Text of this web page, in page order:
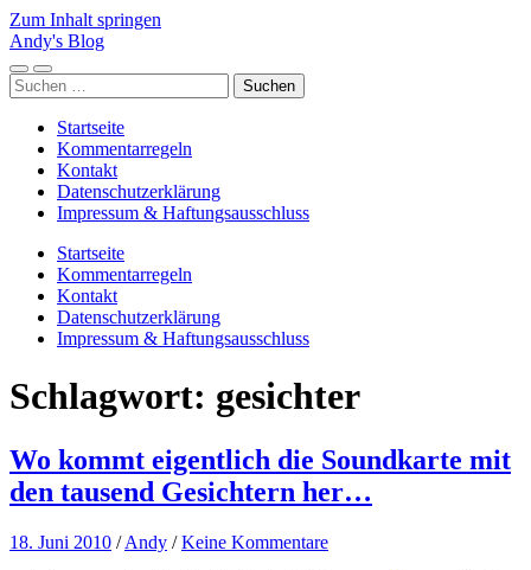
Zum Inhalt springen
Andy's Blog
Mobile-
Menü
Suchfeld
ein-/ausblenden
Suchen
nach:
Startseite
Kommentarregeln
Kontakt
Datenschutzerklärung
Impressum & Haftungsausschluss
Startseite
Kommentarregeln
Kontakt
Datenschutzerklärung
Impressum & Haftungsausschluss
Schlagwort: gesichter
Wo kommt eigentlich die Soundkarte mit
den tausend Gesichtern her…
18. Juni 2010 /Andy /Keine Kommentare